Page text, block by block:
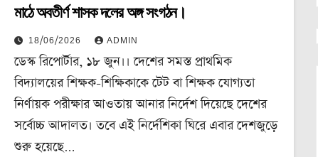
মাঠে অবতীর্ণ শাসক দলের অঙ্গ সংগঠন।
18/06/2026 ADMIN
ডেস্ক রিপোর্টার, ১৮ জুন।। দেশের সমস্ত প্রাথমিক
বিদ্যালয়ের শিক্ষক-শিক্ষিকাকে টেট বা শিক্ষক যোগ্যতা
নির্ণায়ক পরীক্ষার আওতায় আনার নির্দেশ দিয়েছে দেশের
সর্বোচ্চ আদালত। তবে এই নির্দেশিকা ঘিরে এবার দেশজুড়ে
শুরু হয়েছে…